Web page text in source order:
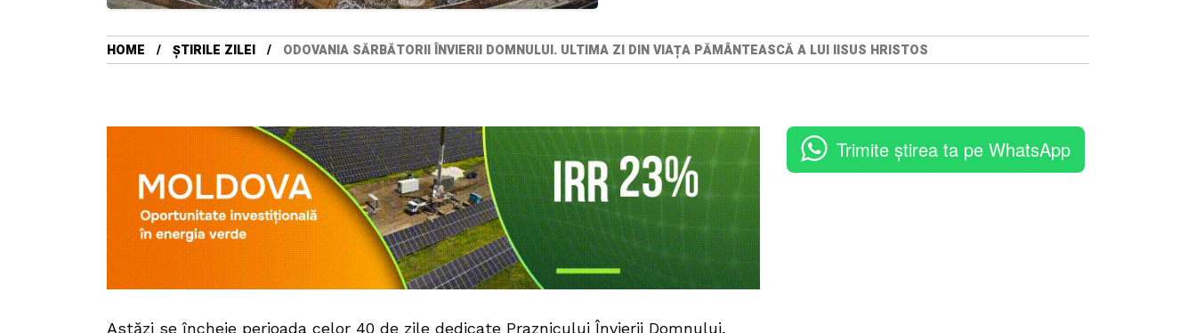
HOME ȘTIRILE ZILEI ODOVANIA SĂRBĂTORII ÎNVIERII DOMNULUI. ULTIMA ZI DIN VIAȚA PĂMÂNTEASCĂ A LUI IISUS HRISTOS
Astăzi se încheie perioada celor 40 de zile dedicate Praznicului Învierii Domnului,
Trimite știrea ta pe WhatsApp